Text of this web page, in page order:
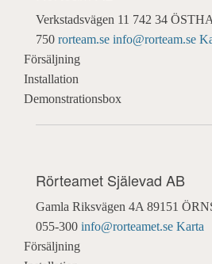
Verkstadsvägen 11 742 34
750 rorteam.se info@rorteam.se
Försäljning
Installation
Demonstrationsbox
Rörteamet Själevad AB
Gamla Riksvägen 4A 89151
055-300 info@rorteamet.se Karta
Försäljning